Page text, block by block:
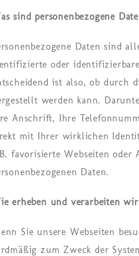
sind personenbezogene
Daten sind
oder
ist also, ob durch
werden kann.
An­schrift, Ihre
mit Ihrer wirk­li­chen
fa­vo­ri­sier­te Web­sei­ten oder
Daten.
erheben und verarbeiten
Sie un­se­re Web­sei­ten
zum Zweck der